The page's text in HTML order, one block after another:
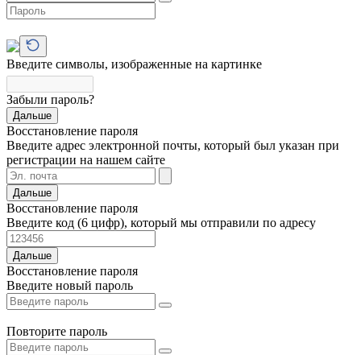
Введите символы, изображенные на картинке
Забыли пароль?
Дальше
Восстановление пароля
Введите адрес электронной почты, который был указан при
регистрации на нашем сайте
Дальше
Восстановление пароля
Введите код (6 цифр), который мы отправили по адресу
Дальше
Восстановление пароля
Введите новый пароль
Повторите пароль